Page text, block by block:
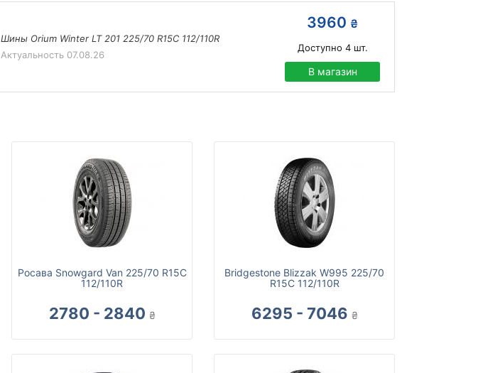
Шины Orium Winter LT 201 225/70 R15C 112/110R
Актуальность 07.08.26
3960 ₴
Доступно 4шт.
В магазин
Росава Snowgard Van 225/70 R15C
112/110R
2780 - 2840 ₴
Bridgestone Blizzak W995 225/70
R15C 112/110R
6295 - 7046 ₴